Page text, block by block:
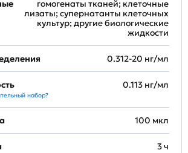
гомогенаты тканей; клеточные
лизаты; супернатанты клеточных
культур; другие биологические
жидкости
0.312-20 нг/мл
набор?
0.113 нг/мл
100 мкл
3 ч